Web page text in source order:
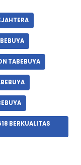
TABEBUYA
BERKUALITAS